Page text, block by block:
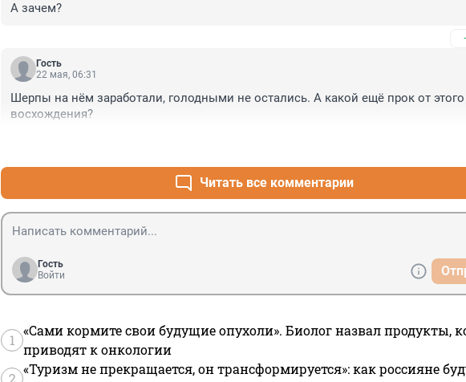
А зачем?
Гость
22 мая, 06:31
Шерпы на нём заработали, голодными не остались. А какой ещё прок от этого
восхождения?
Читать все комментарии
Гость
Войти
1
«Сами кормите свои будущие опухоли». Биолог назвал продукты,
приводят к онкологии
2
«Туризм не прекращается, он трансформируется»: как россияне